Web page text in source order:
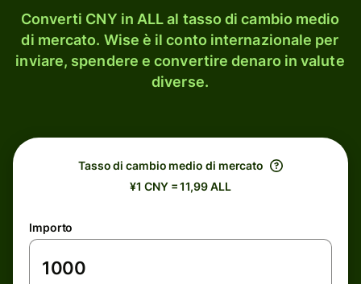
Converti CNY in ALL al tasso di cambio medio
di mercato. Wise è il conto internazionale per
inviare, spendere e convertire denaro in valute
diverse.
Tasso di cambio medio di mercato
¥1 CNY = 11,99 ALL
Importo